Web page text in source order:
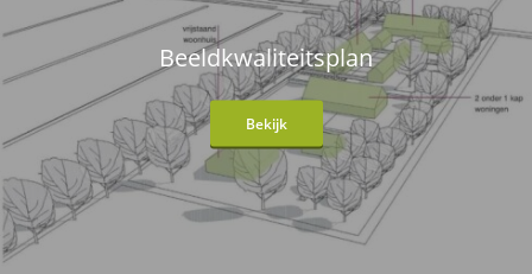
Beeldkwaliteitsplan
Bekijk